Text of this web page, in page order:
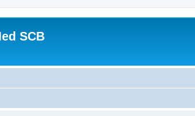
SCB